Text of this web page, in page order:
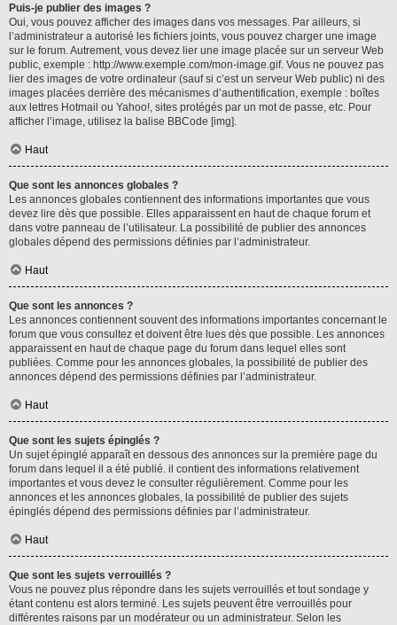
Puis-je publier des images ?
Oui, vous pouvez afficher des images dans vos messages. Par ailleurs, si
l’administrateur a autorisé les fichiers joints, vous pouvez charger une image
sur le forum. Autrement, vous devez lier une image placée sur un serveur Web
public, exemple : http://www.exemple.com/mon-image.gif. Vous ne pouvez pas
lier des images de votre ordinateur (sauf si c’est un serveur Web public) ni des
images placées derrière des mécanismes d’authentification, exemple : boîtes
aux lettres Hotmail ou Yahoo!, sites protégés par un mot de passe, etc. Pour
afficher l’image, utilisez la balise BBCode [img].
Haut
Que sont les annonces globales ?
Les annonces globales contiennent des informations importantes que vous
devez lire dès que possible. Elles apparaissent en haut de chaque forum et
dans votre panneau de l’utilisateur. La possibilité de publier des annonces
globales dépend des permissions définies par l’administrateur.
Haut
Que sont les annonces ?
Les annonces contiennent souvent des informations importantes concernant le
forum que vous consultez et doivent être lues dès que possible. Les annonces
apparaissent en haut de chaque page du forum dans lequel elles sont
publiées. Comme pour les annonces globales, la possibilité de publier des
annonces dépend des permissions définies par l’administrateur.
Haut
Que sont les sujets épinglés ?
Un sujet épinglé apparaît en dessous des annonces sur la première page du
forum dans lequel il a été publié. il contient des informations relativement
importantes et vous devez le consulter régulièrement. Comme pour les
annonces et les annonces globales, la possibilité de publier des sujets
épinglés dépend des permissions définies par l’administrateur.
Haut
Que sont les sujets verrouillés ?
Vous ne pouvez plus répondre dans les sujets verrouillés et tout sondage y
étant contenu est alors terminé. Les sujets peuvent être verrouillés pour
différentes raisons par un modérateur ou un administrateur. Selon les